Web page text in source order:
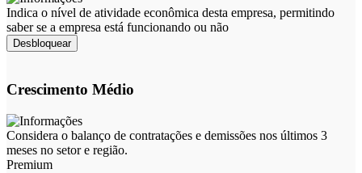
Indica o nível de atividade econômica desta empresa, permitindo
saber se a empresa está funcionando ou não
Desbloquear
Crescimento Médio
Considera o balanço de contratações e demissões nos últimos 3
meses no setor e região.
Premium